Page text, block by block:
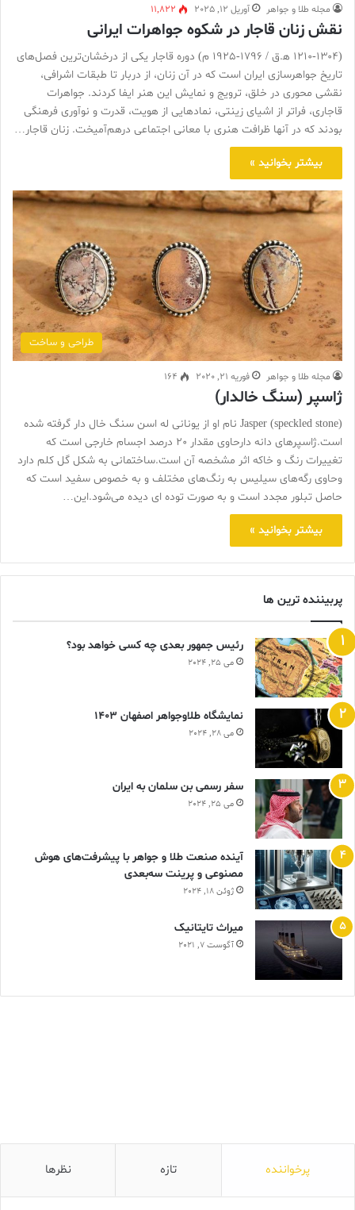
مجله طلا و جواهر آوریل 12, 2025 11,822
نقش زنان قاجار در شکوه جواهرات ایرانی
(۱۲۱۰-۱۳۰۴ ه‍.ق / ۱۷۹۶-۱۹۲۵ م) دوره قاجار یکی از درخشان‌ترین فصل‌های
تاریخ جواهرسازی ایران است که در آن زنان، از دربار تا طبقات اشرافی،
نقشی محوری در خلق، ترویج و نمایش این هنر ایفا کردند. جواهرات
قاجاری، فراتر از اشیای زینتی، نمادهایی از هویت، قدرت و نوآوری فرهنگی
بودند که در آنها ظرافت هنری با معانی اجتماعی درهم‌آمیخت. زنان قاجار…
بیشتر بخوانید »
طراحی و ساخت
مجله طلا و جواهر فوریه 21, 2020 164
ژاسپر (سنگ خالدار)
(Jasper (speckled stone نام او از یونانی له اسن سنگ خال دار گرفته شده
است.ژاسپرهای دانه دارحاوی مقدار 20 درصد اجسام خارجی است که
تغییرات رنگ و خاکه اثر مشخصه آن است.ساختمانی به شکل گل کلم دارد
وحاوی رگه‌های سیلیس به رنگ‌های مختلف و به خصوص سفید است که
حاصل تبلور مجدد است و به صورت توده ای دیده می‌شود.این…
بیشتر بخوانید »
پربیننده ترین ها
رئیس جمهور بعدی چه کسی خواهد بود؟
می 25, 2024
نمایشگاه طلاوجواهر اصفهان 1403
می 28, 2024
سفر رسمی بن سلمان به ایران
می 25, 2024
آینده صنعت طلا و جواهر با پیشرفت‌های هوش
مصنوعی و پرینت سه‌بعدی
ژوئن 18, 2024
ميراث تايتانيک
آگوست 7, 2021
پرخواننده تازه نظرها